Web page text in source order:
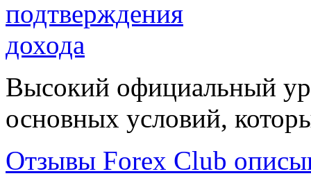
Высокий официальный
основных условий,
Отзывы Forex Сlub